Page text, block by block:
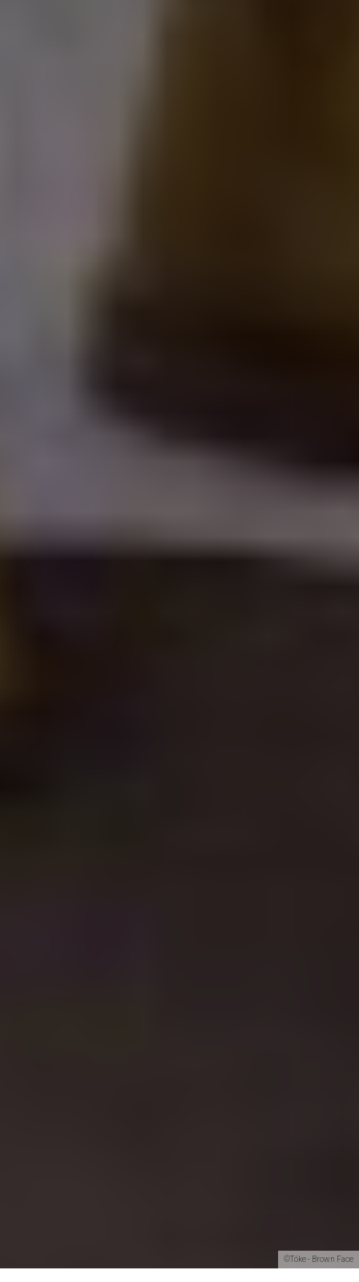
©Tóke - Brown Face